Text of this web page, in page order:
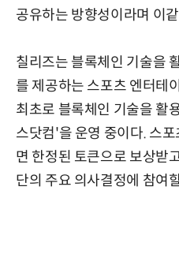
공유하는 방향성이라며 이
칠리즈는 블록체인 기술을
를 제공하는 스포츠 엔터테
최초로 블록체인 기술을 활
스닷컴'을 운영 중이다. 스
면 한정된 토큰으로 보상받
단의 주요 의사결정에 참여